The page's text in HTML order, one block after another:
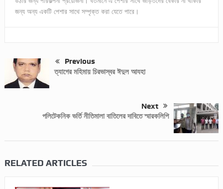
জন্য অন্য একটি পেশার সাথে সম্পৃক্ত করা যেতে পারে।
Previous
ত্যাগের মহিমায় চিরভাস্বর ঈদুল আযহা
Next
পলিটেকনিক ভর্তি নীতিমালা বাতিলের দাবিতে স্মারকলিপি
RELATED ARTICLES